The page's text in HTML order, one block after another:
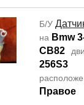
Б/У
на Bmw
CB82
256S3
Правое